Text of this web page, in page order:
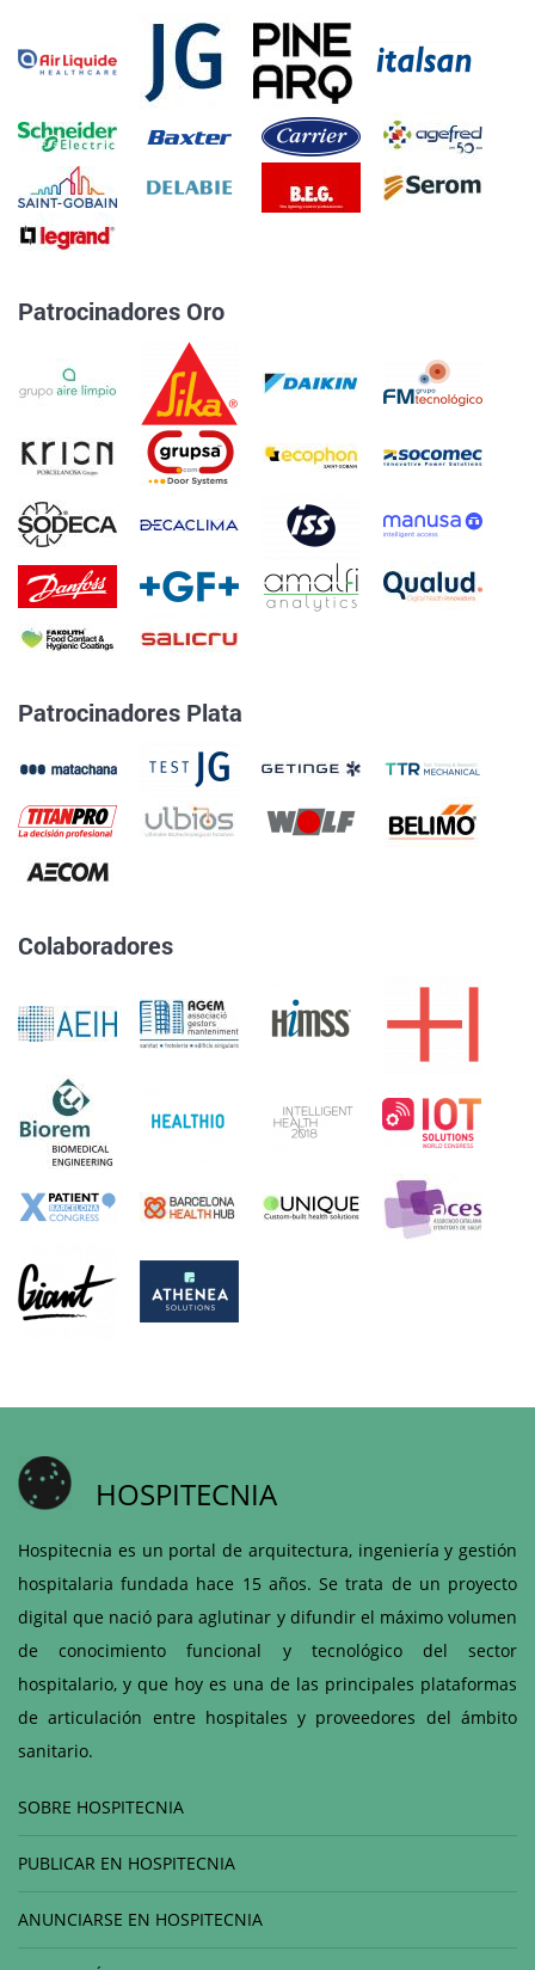
Patrocinadores Oro
Patrocinadores Plata
Colaboradores
HOSPITECNIA
Hospitecnia es un portal de arquitectura, ingeniería y gestión
hospitalaria fundada hace 15 años. Se trata de un proyecto
digital que nació para aglutinar y difundir el máximo volumen
de conocimiento funcional y tecnológico del sector
hospitalario, y que hoy es una de las principales plataformas
de articulación entre hospitales y proveedores del ámbito
sanitario.
SOBRE HOSPITECNIA
PUBLICAR EN HOSPITECNIA
ANUNCIARSE EN HOSPITECNIA